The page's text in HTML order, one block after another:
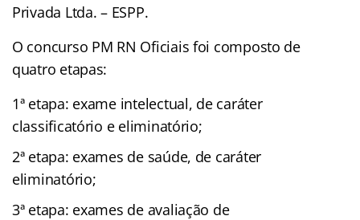
Privada Ltda. – ESPP.
O concurso PM RN Oficiais foi composto de
quatro etapas:
1ª etapa: exame intelectual, de caráter
classificatório e eliminatório;
2ª etapa: exames de saúde, de caráter
eliminatório;
3ª etapa: exames de avaliação de